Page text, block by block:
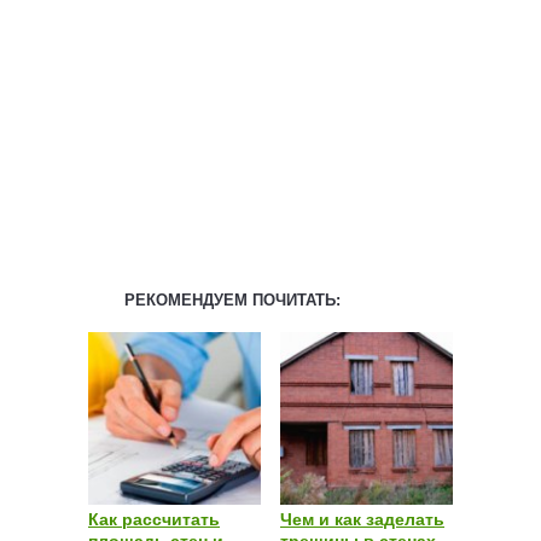
РЕКОМЕНДУЕМ ПОЧИТАТЬ:
Как рассчитать
Чем и как заделать